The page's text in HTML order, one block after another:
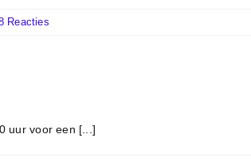
Reacties
uur voor een [...]